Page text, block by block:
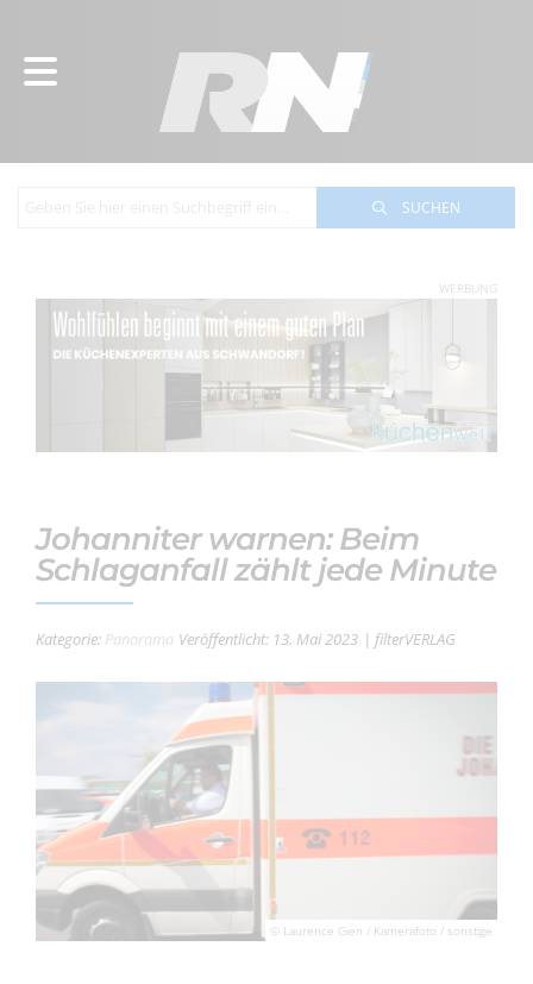
SUCHEN
WERBUNG
Johanniter warnen: Beim
Schlaganfall zählt jede Minute
Kategorie: Panorama Veröffentlicht: 13. Mai 2023 | filterVERLAG
© Laurence Gien / Kamerafoto / sonstige